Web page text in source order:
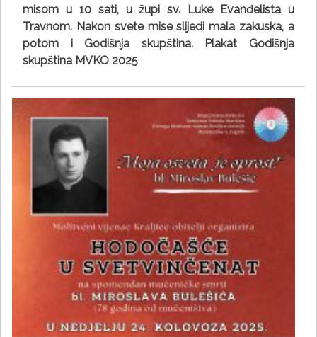
misom u 10 sati, u župi sv. Luke Evanđelista u
Travnom. Nakon svete mise slijedi mala zakuska, a
potom i Godišnja skupština. Plakat Godišnja
skupština MVKO 2025